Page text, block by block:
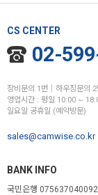
CS CENTER
02-
장비문의 1번│하우징문의
영업시간 : 평일 10:00 ~
일요일 공휴일 (예약방문)
sales@camwise.co.kr
BANK INFO
국민은행